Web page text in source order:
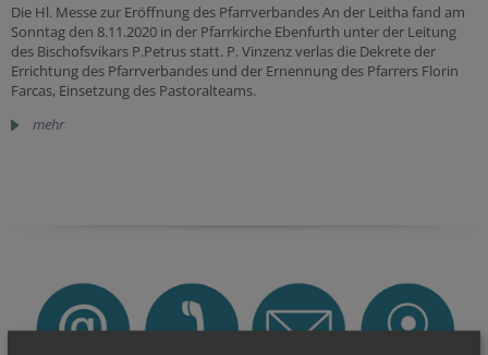
Die Hl. Messe zur Eröffnung des Pfarrverbandes An der Leitha fand am
Sonntag den 8.11.2020 in der Pfarrkirche Ebenfurth unter der Leitung
des Bischofsvikars P.Petrus statt. P. Vinzenz verlas die Dekrete der
Errichtung des Pfarrverbandes und der Ernennung des Pfarrers Florin
Farcas, Einsetzung des Pastoralteams.
mehr